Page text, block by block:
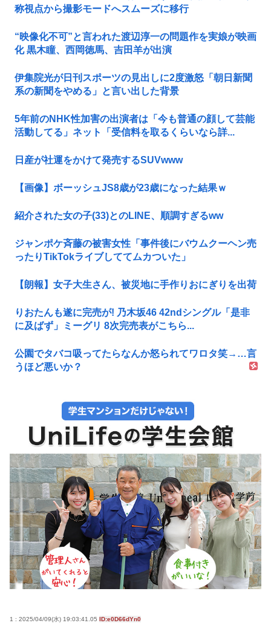
称視点から撮影モードへスムーズに移行
“映像化不可”と言われた渡辺淳一の問題作を実娘が映画
化 黒木瞳、西岡徳馬、吉田羊が出演
伊集院光が日刊スポーツの見出しに2度激怒「朝日新聞
系の新聞をやめる」と言い出した背景
5年前のNHK性加害の出演者は「今も普通の顔して芸能
活動してる」ネット「受信料を取るくらいなら詳...
日産が社運をかけて発売するSUVwww
【画像】ボーッシュJS8歳が23歳になった結果ｗ
紹介された女の子(33)とのLINE、順調すぎるww
ジャンポケ斉藤の被害女性「事件後にバウムクーヘン売
ったりTikTokライブしててムカついた」
【朗報】女子大生さん、被災地に手作りおにぎりを出荷
りおたんも遂に完売が! 乃木坂46 42ndシングル「是非
に及ばず」ミーグリ 8次完売表がこちら...
公園でタバコ吸ってたらなんか怒られてワロタ笑→…言
うほど悪いか？
1 : 2025/04/09(水) 19:03:41.05 ID:e0D66dYn0